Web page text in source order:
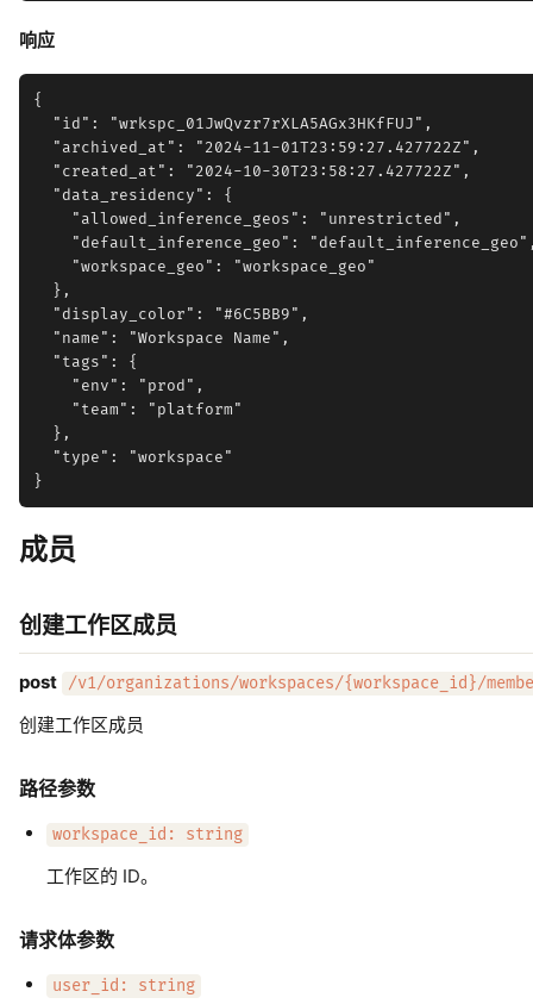
响应
{
  "id": "wrkspc_01JwQvzr7rXLA5AGx3HKfFUJ",
  "archived_at": "2024-11-01T23:59:27.427722Z",
  "created_at": "2024-10-30T23:58:27.427722Z",
  "data_residency": {
    "allowed_inference_geos": "unrestricted",
"default_inference_geo":
    "workspace_geo": "workspace_geo"
  },
  "display_color": "#6C5BB9",
  "name": "Workspace Name",
  "tags": {
    "env": "prod",
    "team": "platform"
  },
  "type": "workspace"
成员
创建工作区成员
post /v1/organizations/workspaces/{workspace_id}/
创建工作区成员
路径参数
workspace_id: string
工作区的 ID。
请求体参数
user_id: string